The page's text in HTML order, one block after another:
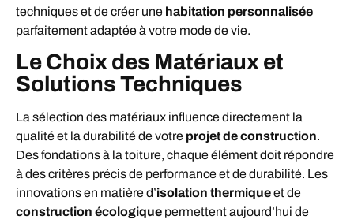
techniques et de créer une habitation personnalisée
parfaitement adaptée à votre mode de vie.
Le Choix des Matériaux et
Solutions Techniques
La sélection des matériaux influence directement la
qualité et la durabilité de votre projet de construction.
Des fondations à la toiture, chaque élément doit répondre
à des critères précis de performance et de durabilité. Les
innovations en matière d’isolation thermiqueet de
construction écologique permettent aujourd’hui de